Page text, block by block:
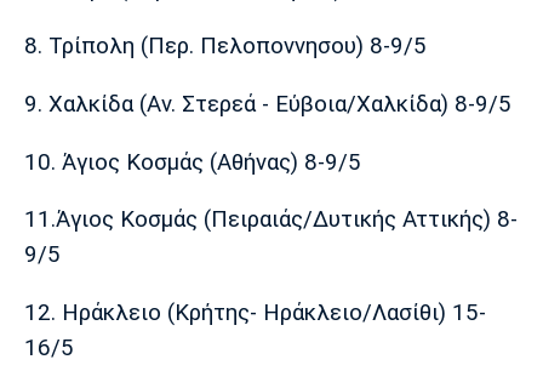
Ντόρτμουντ
Ζερμέν
Μονακό
Ερυθρός
Αστέρας
Τότεναμ
Πόρτο Μπενφίκα
8. Τρίπολη (Περ. Πελοποννησου) 8-9/5
9. Χαλκίδα (Αν. Στερεά - Εύβοια/Χαλκίδα) 8-9/5
10. Άγιος Κοσμάς (Αθήνας) 8-9/5
11.Άγιος Κοσμάς (Πειραιάς/Δυτικής Αττικής) 8-
9/5
12. Ηράκλειο (Κρήτης- Ηράκλειο/Λασίθι) 15-
16/5